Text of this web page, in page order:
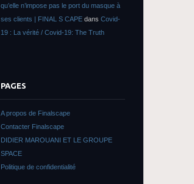
qu’elle n’impose pas le port du masque à
ses clients | FINAL S CAPE dans Covid-
19 : La vérité / Covid-19: The Truth
PAGES
A propos de Finalscape
Contacter Finalscape
DIDIER MAROUANI ET LE GROUPE
SPACE
Politique de confidentialité